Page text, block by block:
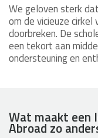
We geloven sterk
om de vicieuze
doorbreken. De
een tekort aan
ondersteuning en
Wat maakt een
Abroad zo